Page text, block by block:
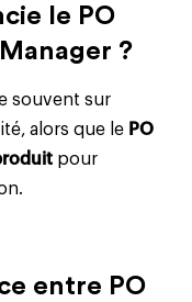
le PO
?
souvent sur
alors que le PO
pour
entre PO